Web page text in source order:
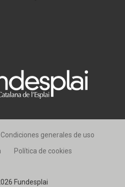
Fundesplai
Condiciones generales de uso
Política de cookies